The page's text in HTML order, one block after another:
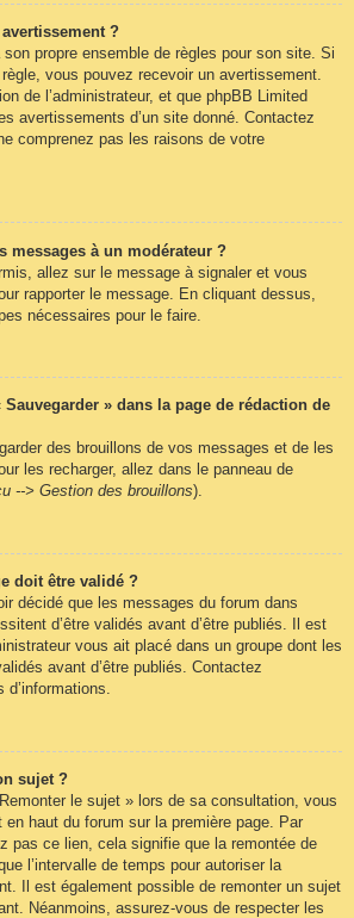
?
propre ensemble de règles pour son site. Si
vous pouvez recevoir un avertissement.
de l’administrateur, et que phpBB Limited
avertissements d’un site donné. Contactez
comprenez pas les raisons de votre
messages à un modérateur ?
allez sur le message à signaler et vous
rapporter le message. En cliquant dessus,
nécessaires pour le faire.
» dans la page de rédaction de
des brouillons de vos messages et de les
les recharger, allez dans le panneau de
--> Gestion des brouillons).
doit être validé ?
décidé que les messages du forum dans
d’être validés avant d’être publiés. Il est
vous ait placé dans un groupe dont les
avant d’être publiés. Contactez
d’informations.
sujet ?
le sujet » lors de sa consultation, vous
haut du forum sur la première page. Par
pas ce lien, cela signifie que la remontée de
l’intervalle de temps pour autoriser la
Il est également possible de remonter un sujet
Néanmoins, assurez-vous de respecter les